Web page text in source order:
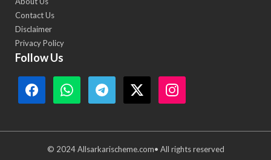
Contact Us
Disclaimer
Privacy Policy
Follow Us
© 2024 Allsarkarischeme.com• All rights reserved